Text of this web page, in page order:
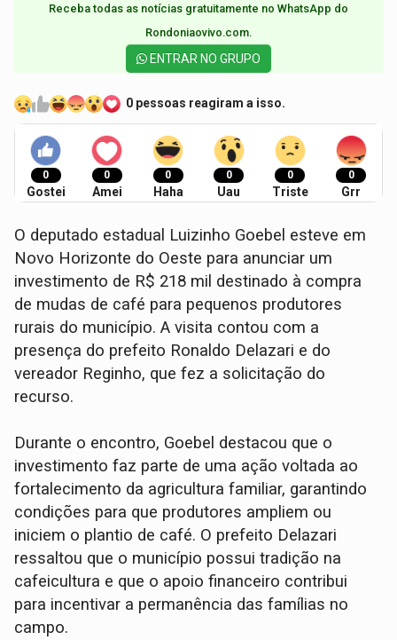
Receba todas as notícias gratuitamente no WhatsApp do
Rondoniaovivo.com.​
ENTRAR NO GRUPO
0 pessoas reagiram a isso.
0
Gostei
0
Amei
0
Haha
0
Uau
0
Triste
0
Grr
O deputado estadual Luizinho Goebel esteve em
Novo Horizonte do Oeste para anunciar um
investimento de R$ 218 mil destinado à compra
de mudas de café para pequenos produtores
rurais do município. A visita contou com a
presença do prefeito Ronaldo Delazari e do
vereador Reginho, que fez a solicitação do
recurso.
Durante o encontro, Goebel destacou que o
investimento faz parte de uma ação voltada ao
fortalecimento da agricultura familiar, garantindo
condições para que produtores ampliem ou
iniciem o plantio de café. O prefeito Delazari
ressaltou que o município possui tradição na
cafeicultura e que o apoio financeiro contribui
para incentivar a permanência das famílias no
campo.